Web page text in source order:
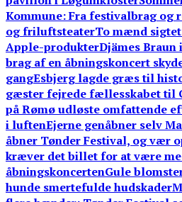
Kommune: Fra festivalbrag
og friluftsteaterTo mænd
Apple-produkterDjämes
brag af en åbningskoncert
gangEsbjerg lagde græs til
gæster fejrede fællesskabet til
på Rømø udløste omfattende
i luftenEjerne genåbner selv
åbner Tønder Festival, og vær
kræver det billet for at være
åbningskoncertenGule
hunde smertefulde hudskader